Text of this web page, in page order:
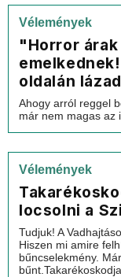
Vélemények
"Horror
oldalán
Ahogy arról reggel
már nem magas az
Vélemények
locsolni a
Tudjuk! A
Hiszen mi amire
bűncselekmény.